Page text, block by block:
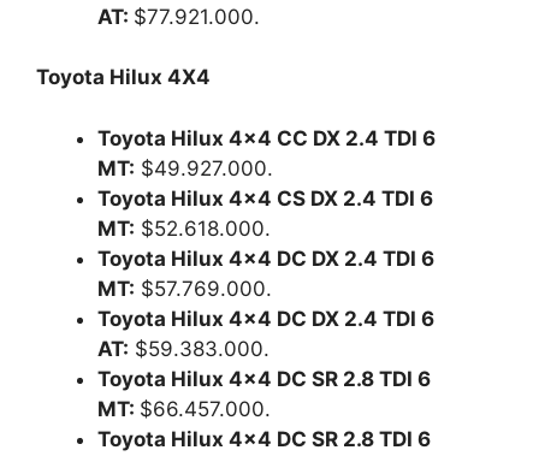
AT: $77.921.000.
Toyota Hilux 4X4
Toyota Hilux 4×4 CC DX 2.4 TDI 6
MT: $49.927.000.
Toyota Hilux 4×4 CS DX 2.4 TDI 6
MT: $52.618.000.
Toyota Hilux 4×4 DC DX 2.4 TDI 6
MT: $57.769.000.
Toyota Hilux 4×4 DC DX 2.4 TDI 6
AT: $59.383.000.
Toyota Hilux 4×4 DC SR 2.8 TDI 6
MT: $66.457.000.
Toyota Hilux 4×4 DC SR 2.8 TDI 6